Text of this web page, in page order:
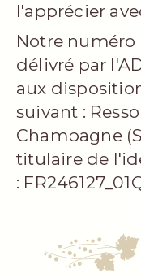
l'apprécier
Notre
délivré par
aux
suivant :
Champagne
titulaire de
: